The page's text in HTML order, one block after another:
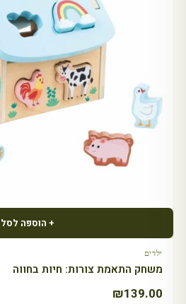
+ הוספה לסל
ילדים
משחק התאמת צורות: חיות בחווה
₪139.00